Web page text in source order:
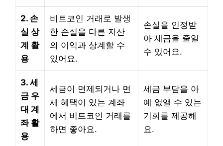
2. 손
실 상
계 활
용
비트코인 거래로 발생
한 손실을 다른 자산
의 이익과 상계할 수
있어요.
손실을 인정받
아 세금을 줄일
수 있어요.
3. 세
금 우
대 계
좌 활
용
세금이 면제되거나 면
세 혜택이 있는 계좌
에서 비트코인 거래를
하면 좋아요.
세금 부담을 아
예 없앨 수 있는
기회를 제공해
요.